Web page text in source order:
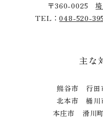
〒360-0025
TEL：048-520-
主な
熊谷市 行
北本市 桶
本庄市 滑川